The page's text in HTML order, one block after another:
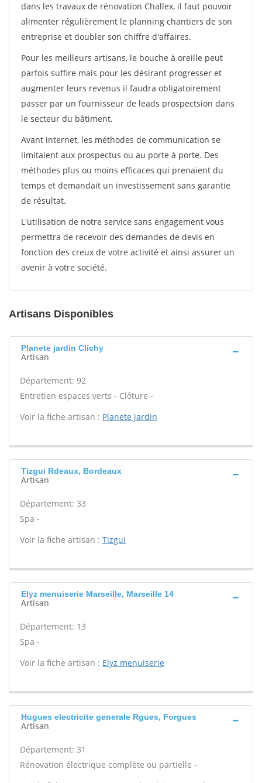
dans les travaux de rénovation Challex, il faut pouvoir
alimenter régulièrement le planning chantiers de son
entreprise et doubler son chiffre d'affaires.
Pour les meilleurs artisans, le bouche à oreille peut
parfois suffire mais pour les désirant progresser et
augmenter leurs revenus il faudra obligatoirement
passer par un fournisseur de leads prospectsion dans
le secteur du bâtiment.
Avant internet, les méthodes de communication se
limitaient aux prospectus ou au porte à porte. Des
méthodes plus ou moins efficaces qui prenaient du
temps et demandait un investissement sans garantie
de résultat.
L'utilisation de notre service sans engagement vous
permettra de recevoir des demandes de devis en
fonction des creux de votre activité et ainsi assurer un
avenir à votre société.
Artisans Disponibles
Planete jardin Clichy
Artisan
Département: 92
Entretien espaces verts - Clôture -
Voir la fiche artisan : Planete jardin
Tizgui Rdeaux, Bordeaux
Artisan
Département: 33
Spa -
Voir la fiche artisan : Tizgui
Elyz menuiserie Marseille, Marseille 14
Artisan
Département: 13
Spa -
Voir la fiche artisan : Elyz menuiserie
Hugues electricite generale Rgues, Forgues
Artisan
Département: 31
Rénovation électrique complète ou partielle -